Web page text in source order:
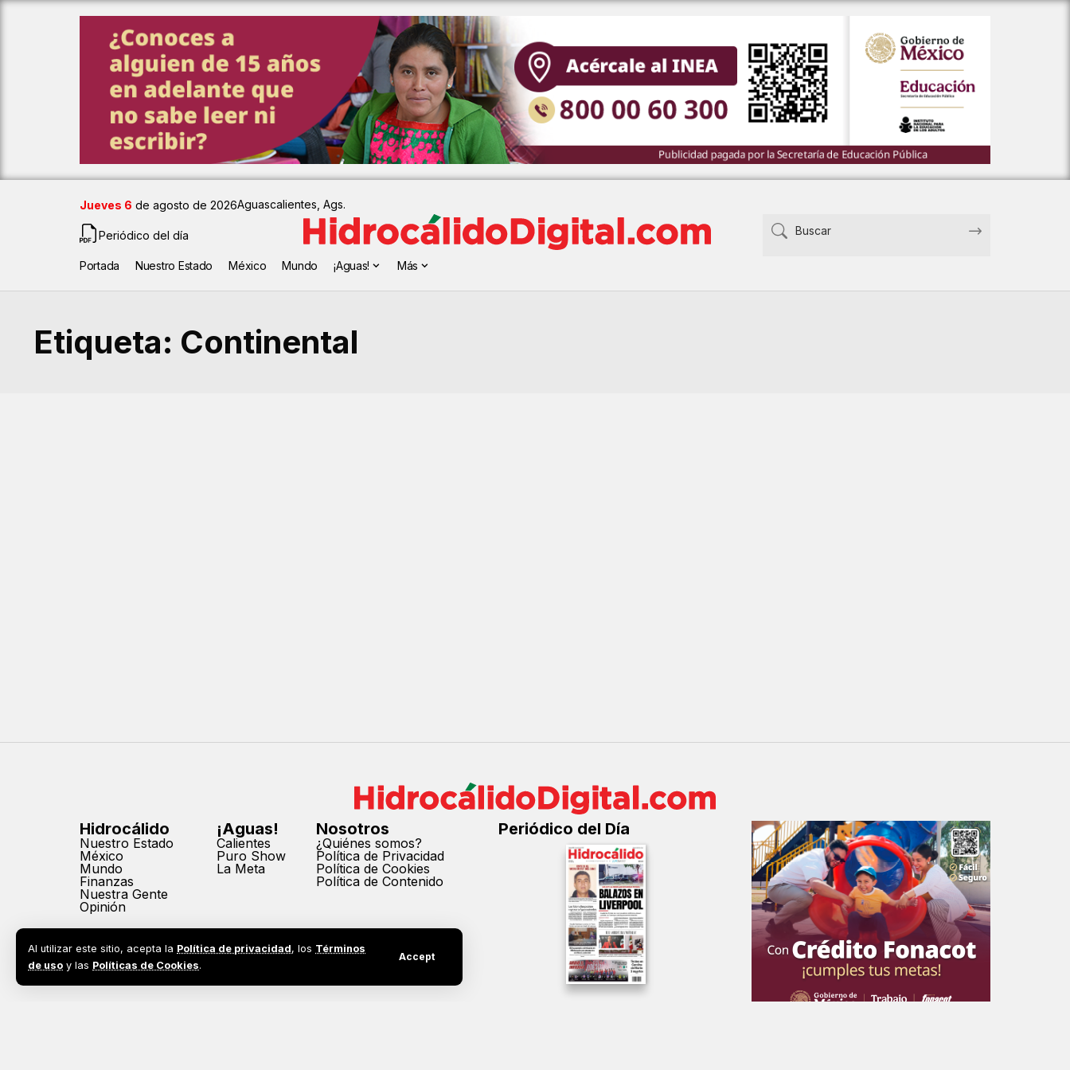
Al utilizar este sitio, acepta la Política de privacidad, los Términos
de uso y las Políticas de Cookies.
Accept
Jueves 6 de agosto de 2026Aguascalientes, Ags.
Periódico del día
Portada Nuestro Estado México Mundo ¡Aguas! Más
Etiqueta: Continental
Hidrocálido
Nuestro Estado
México
Mundo
Finanzas
Nuestra Gente
Opinión
¡Aguas!
Calientes
Puro Show
La Meta
Nosotros
¿Quiénes somos?
Política de Privacidad
Política de Cookies
Política de Contenido
Periódico del Día